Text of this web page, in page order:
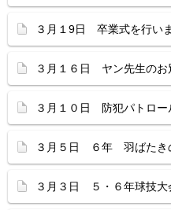
３月１9日 卒業式を行い
３月１６日 ヤン先生のお
３月１０日 防犯パトロー
３月５日 ６年 羽ばたき
３月３日 ５・６年球技大